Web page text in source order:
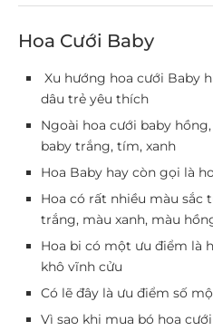
Hoa Cưới Baby
Xu hướng hoa cưới Baby
dâu trẻ yêu thích
Ngoài hoa cưới baby
baby trắng, tím, xanh
Hoa Baby hay còn gọi là
Hoa có rất nhiều màu sắc
trắng, màu xanh, màu
Hoa bi có một ưu điểm là
khô vĩnh cửu
Có lẽ đây là ưu điểm số
Vì sao khi mua bó hoa